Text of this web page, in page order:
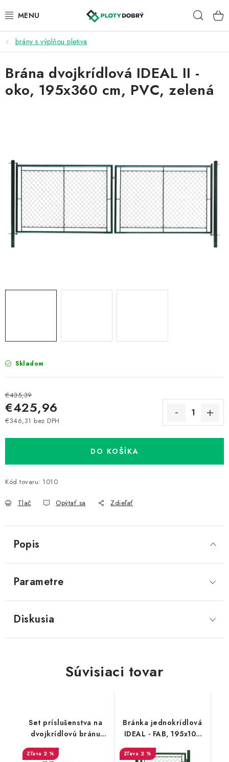
na
PLETIVA A PLOTY
PRÍSLUŠENSTVO
BRÁNY A BRÁNKY
REALIZÁCIA OPLOTENIA
NÁVODY
Prepravné a termín doručenia
Obchodné podmienky
Predaj v ČR
brány s výplňou pletiva
Skladom
€435,39
€425,96
€346,31 bez DPH
DO KOŠÍKA
Kód tovaru: 1010
Tlač Opýtať sa Zdieľať
Brána dvojkrídlová IDEAL II -
oko, 195x360 cm, PVC, zelená
Popis
Parametre
Diskusia
Súvisiaci tovar
Set príslušenstva na
dvojkrídlovú bránu
IDEAL - UNIVERSAL /
SOLID
2 %
Bránka jednokrídlová
IDEAL - FAB, 195x100
cm, PVC, zelená
2 %